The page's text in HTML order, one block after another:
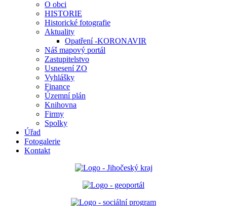
O obci
HISTORIE
Historické fotografie
Aktuality
Opatření -KORONAVIR
Náš mapový portál
Zastupitelstvo
Usnesení ZO
Vyhlášky
Finance
Územní plán
Knihovna
Firmy
Spolky
Úřad
Fotogalerie
Kontakt